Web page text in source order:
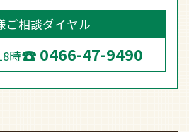
ご相談ダイヤル
時
0466-47-9490